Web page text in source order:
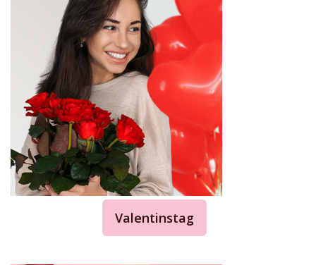
Valentinstag